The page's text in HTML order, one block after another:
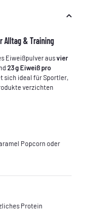
Alltag & Training
Eiweißpulver ausvier
23 g Eiweiß pro
sich ideal für Sportler,
verzichten
Popcorn oder
Protein